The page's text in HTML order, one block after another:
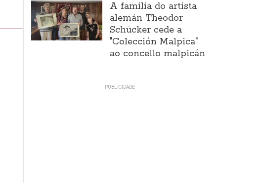
A familia do artista
alemán Theodor
Schücker cede a
"Colección Malpica"
ao concello malpicán